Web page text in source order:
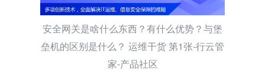
安全网关是啥什么东西？有什么优势？与堡
垒机的区别是什么？ 运维干货 第1张-行云管
家-产品社区